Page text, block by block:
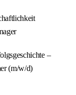
–
(m/w/d)